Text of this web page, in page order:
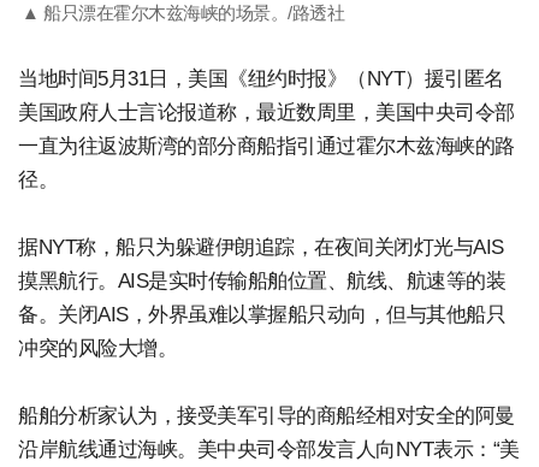
▲ 船只漂在霍尔木兹海峡的场景。/路透社
当地时间5月31日，美国《纽约时报》（NYT）援引匿名
美国政府人士言论报道称，最近数周里，美国中央司令部
一直为往返波斯湾的部分商船指引通过霍尔木兹海峡的路
径。
据NYT称，船只为躲避伊朗追踪，在夜间关闭灯光与AIS
摸黑航行。AIS是实时传输船舶位置、航线、航速等的装
备。关闭AIS，外界虽难以掌握船只动向，但与其他船只
冲突的风险大增。
船舶分析家认为，接受美军引导的商船经相对安全的阿曼
沿岸航线通过海峡。美中央司令部发言人向NYT表示：“美